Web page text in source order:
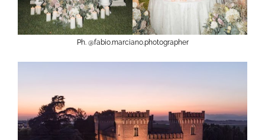
Ph. @fabio.marciano.photographer